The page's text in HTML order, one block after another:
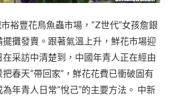
裕豐花鳥魚蟲市場，“Z世代”女孩詹銀
攤發賣。跟著氣溫上升，鮮花市場迎
采訪中清楚到，中國年青人正在經由
春天“帶回家”，鮮花花費已衝破固有
年青人日常“悅己”的主要方法。 中新